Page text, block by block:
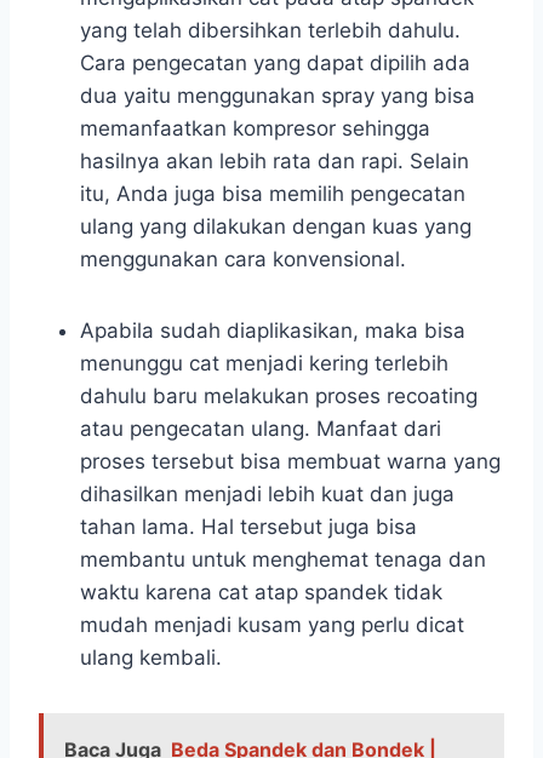
yang telah dibersihkan terlebih dahulu.
Cara pengecatan yang dapat dipilih ada
dua yaitu menggunakan spray yang bisa
memanfaatkan kompresor sehingga
hasilnya akan lebih rata dan rapi. Selain
itu, Anda juga bisa memilih pengecatan
ulang yang dilakukan dengan kuas yang
menggunakan cara konvensional.
Apabila sudah diaplikasikan, maka bisa
menunggu cat menjadi kering terlebih
dahulu baru melakukan proses recoating
atau pengecatan ulang. Manfaat dari
proses tersebut bisa membuat warna yang
dihasilkan menjadi lebih kuat dan juga
tahan lama. Hal tersebut juga bisa
membantu untuk menghemat tenaga dan
waktu karena cat atap spandek tidak
mudah menjadi kusam yang perlu dicat
ulang kembali.
Baca Juga Beda Spandek dan Bondek |